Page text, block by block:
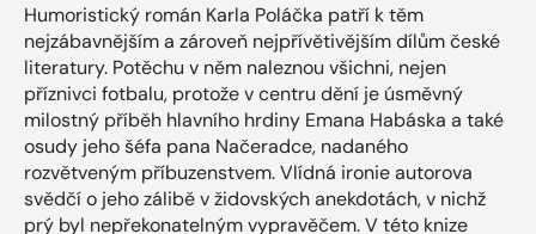
Humoristický román Karla Poláčka patří k těm
nejzábavnějším a zároveň nejpřívětivějším dílům české
literatury. Potěchu v něm naleznou všichni, nejen
příznivci fotbalu, protože v centru dění je úsměvný
milostný příběh hlavního hrdiny Emana Habáska a také
osudy jeho šéfa pana Načeradce, nadaného
rozvětveným příbuzenstvem. Vlídná ironie autorova
svědčí o jeho zálibě v židovských anekdotách, v nichž
prý byl nepřekonatelným vypravěčem. V této knize